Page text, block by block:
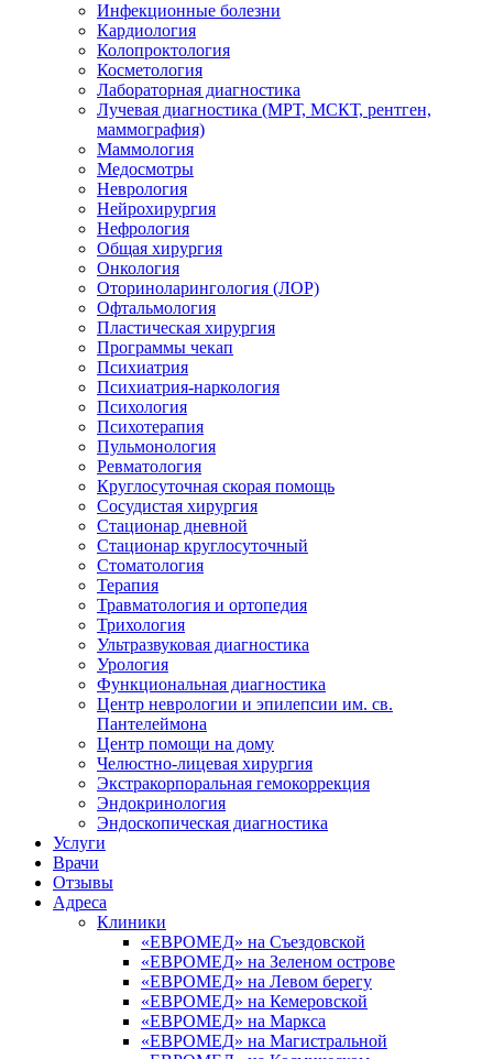
Инфекционные болезни
Кардиология
Колопроктология
Косметология
Лабораторная диагностика
Лучевая диагностика (МРТ, МСКТ, рентген,
маммография)
Маммология
Медосмотры
Неврология
Нейрохирургия
Нефрология
Общая хирургия
Онкология
Оториноларингология (ЛОР)
Офтальмология
Пластическая хирургия
Программы чекап
Психиатрия
Психиатрия-наркология
Психология
Психотерапия
Пульмонология
Ревматология
Круглосуточная скорая помощь
Сосудистая хирургия
Стационар дневной
Стационар круглосуточный
Стоматология
Терапия
Травматология и ортопедия
Трихология
Ультразвуковая диагностика
Урология
Функциональная диагностика
Центр неврологии и эпилепсии им. св.
Пантелеймона
Центр помощи на дому
Челюстно-лицевая хирургия
Экстракорпоральная гемокоррекция
Эндокринология
Эндоскопическая диагностика
Услуги
Врачи
Отзывы
Адреса
Клиники
«ЕВРОМЕД» на Съездовской
«ЕВРОМЕД» на Зеленом острове
«ЕВРОМЕД» на Левом берегу
«ЕВРОМЕД» на Кемеровской
«ЕВРОМЕД» на Маркса
«ЕВРОМЕД» на Магистральной